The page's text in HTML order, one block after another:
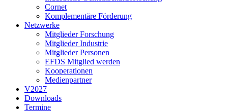
Cornet
Komplementäre Förderung
Netzwerke
Mitglieder Forschung
Mitglieder Industrie
Mitglieder Personen
EFDS Mitglied werden
Kooperationen
Medienpartner
V2027
Downloads
Termine